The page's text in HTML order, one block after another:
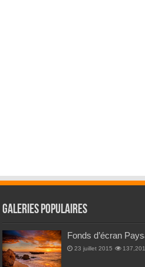
Galeries Populaires
Fonds d’écran
23 juillet 2015 137,201